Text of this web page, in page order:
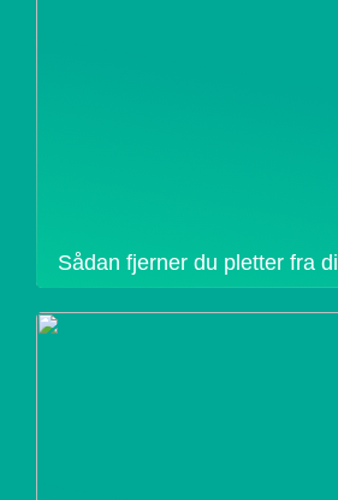
Sådan fjerner du pletter fra